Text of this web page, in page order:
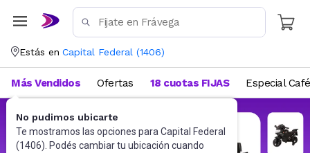
Estás en Capital Federal (1406)
No pudimos ubicarte
Te mostramos las opciones para Capital Federal
(1406). Podés cambiar tu ubicación cuando
Más Vendidos Ofertas 18 cuotas FIJAS Especial Café